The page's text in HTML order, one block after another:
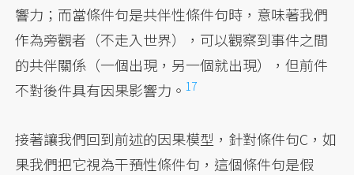
響力；而當條件句是共伴性條件句時，意味著我們
作為旁觀者（不走入世界），可以觀察到事件之間
的共伴關係（一個出現，另一個就出現），但前件
不對後件具有因果影響力。17
接著讓我們回到前述的因果模型，針對條件句C，如
果我們把它視為干預性條件句，這個條件句是假